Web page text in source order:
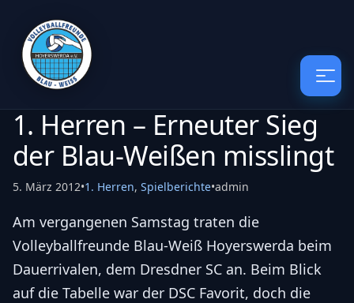
1. Herren – Erneuter Sieg
der Blau-Weißen misslingt
5. März 2012•1. Herren, Spielberichte•admin
Am vergangenen Samstag traten die
Volleyballfreunde Blau-Weiß Hoyerswerda beim
Dauerrivalen, dem Dresdner SC an. Beim Blick
auf die Tabelle war der DSC Favorit, doch die